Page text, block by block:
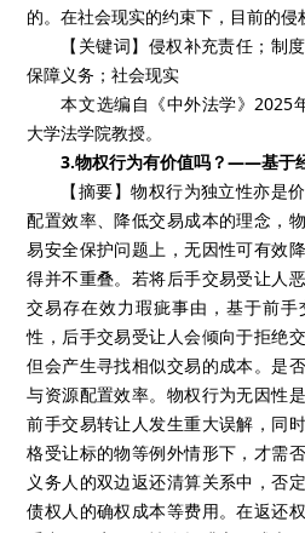
的。在社会现实的约束下，目前的侵
【关键词】侵权补充责任；制
保障义务；社会现实
本文选编自《中外法学》2025
大学法学院教授。
3.物权行为有价值吗？——基于
【摘要】物权行为独立性亦是
配置效率、降低交易成本的理念，
易安全保护问题上，无因性可有效
得并不重叠。若将后手交易受让人
交易存在效力瑕疵事由，基于前
性，后手交易受让人会倾向于拒绝
但会产生寻找相似交易的成本。是
与资源配置效率。物权行为无因性
前手交易转让人发生重大误解，同
格受让标的物等例外情形下，才需
义务人的双边返还清算关系中，否
债权人的确权成本等费用。在返还